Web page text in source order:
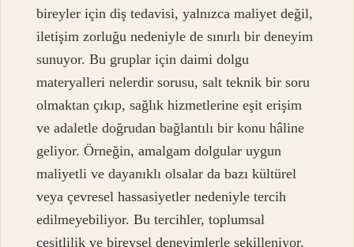
bireyler için diş tedavisi, yalnızca maliyet değil,
iletişim zorluğu nedeniyle de sınırlı bir deneyim
sunuyor. Bu gruplar için daimi dolgu
materyalleri nelerdir sorusu, salt teknik bir soru
olmaktan çıkıp, sağlık hizmetlerine eşit erişim
ve adaletle doğrudan bağlantılı bir konu hâline
geliyor. Örneğin, amalgam dolgular uygun
maliyetli ve dayanıklı olsalar da bazı kültürel
veya çevresel hassasiyetler nedeniyle tercih
edilmeyebiliyor. Bu tercihler, toplumsal
çeşitlilik ve bireysel deneyimlerle şekilleniyor.